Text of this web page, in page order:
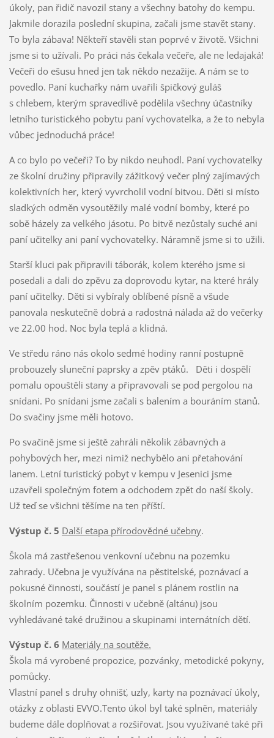
úkoly, pan řidič navozil stany a všechny batohy do kempu.
Jakmile dorazila poslední skupina, začali jsme stavět stany.
To byla zábava! Někteří stavěli stan poprvé v životě. Všichni
jsme si to užívali. Po práci nás čekala večeře, ale ne ledajaká!
Večeři do ešusu hned jen tak někdo nezažije. A nám se to
povedlo. Paní kuchařky nám uvařili špičkový guláš
s chlebem, kterým spravedlivě podělila všechny účastníky
letního turistického pobytu paní vychovatelka, a že to nebyla
vůbec jednoduchá práce!
A co bylo po večeři? To by nikdo neuhodl. Paní vychovatelky
ze školní družiny připravily zážitkový večer plný zajímavých
kolektivních her, který vyvrcholil vodní bitvou. Děti si místo
sladkých odměn vysoutěžily malé vodní bomby, které po
sobě házely za velkého jásotu. Po bitvě nezůstaly suché ani
paní učitelky ani paní vychovatelky. Náramně jsme si to užili.
Starší kluci pak připravili táborák, kolem kterého jsme si
posedali a dali do zpěvu za doprovodu kytar, na které hrály
paní učitelky. Děti si vybíraly oblíbené písně a všude
panovala neskutečně dobrá a radostná nálada až do večerky
ve 22.00 hod. Noc byla teplá a klidná.
Ve středu ráno nás okolo sedmé hodiny ranní postupně
probouzely sluneční paprsky a zpěv ptáků. Děti i dospělí
pomalu opouštěli stany a připravovali se pod pergolou na
snídani. Po snídani jsme začali s balením a bouráním stanů.
Do svačiny jsme měli hotovo.
Po svačině jsme si ještě zahráli několik zábavných a
pohybových her, mezi nimiž nechybělo ani přetahování
lanem. Letní turistický pobyt v kempu v Jesenici jsme
uzavřeli společným fotem a odchodem zpět do naší školy.
Už teď se všichni těšíme na ten příští.
Výstup č. 5 Další etapa přírodovědné učebny.
Škola má zastřešenou venkovní učebnu na pozemku
zahrady. Učebna je využívána na pěstitelské, poznávací a
pokusné činnosti, součástí je panel s plánem rostlin na
školním pozemku. Činnosti v učebně (altánu) jsou
vyhledávané také družinou a skupinami internátních dětí.
Výstup č. 6 Materiály na soutěže.
Škola má vyrobené propozice, pozvánky, metodické pokyny,
pomůcky.
Vlastní panel s druhy ohnišť, uzly, karty na poznávací úkoly,
otázky z oblasti EVVO.Tento úkol byl také splněn, materiály
budeme dále doplňovat a rozšiřovat. Jsou využívané také při